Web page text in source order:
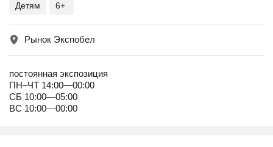
Детям 6+
Рынок Экспобел
постоянная экспозиция
ПН–ЧТ 14:00—00:00
СБ 10:00—05:00
ВС 10:00—00:00